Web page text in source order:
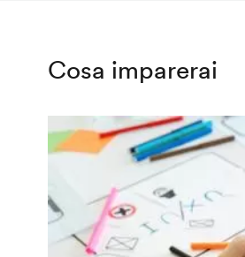
Cosa imparerai